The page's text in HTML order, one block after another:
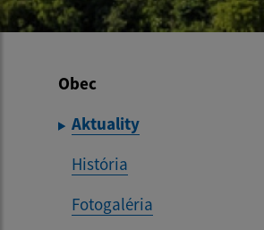
Obec
Aktuality
História
Fotogaléria